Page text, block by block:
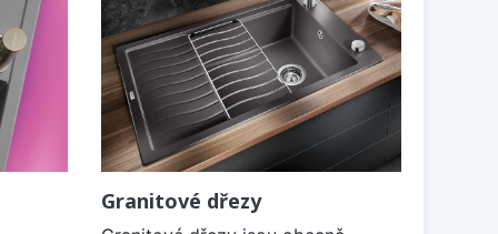
Granitové dřezy